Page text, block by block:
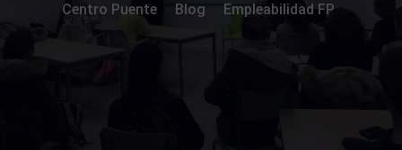
Centro Puente Blog Empleabilidad FP